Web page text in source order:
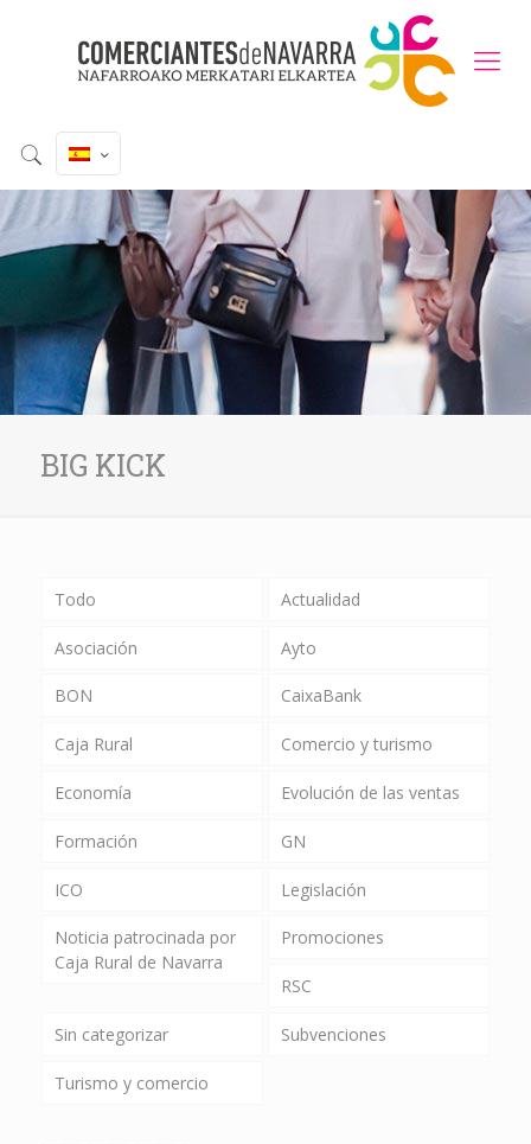
BIG KICK
Todo Actualidad
Asociación Ayto
BON CaixaBank
Caja Rural Comercio y turismo
Economía Evolución de las ventas
Formación GN
ICO Legislación
Noticia patrocinada por
Caja Rural de Navarra
Promociones
RSC
Sin categorizar Subvenciones
Turismo y comercio